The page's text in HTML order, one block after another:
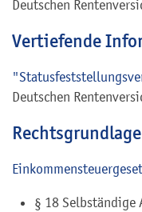
Deutschen
Vertiefende
Deutschen
Rechtsgrundlage
§ 18 Selbständige